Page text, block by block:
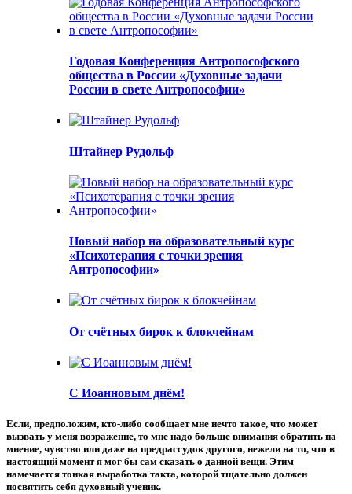
Годовая Конференция Антропософского
общества в России «Духовные задачи
России в свете Антропософии»
Штайнер Рудольф
Новый набор на образовательный курс
«Психотерапия с точки зрения
Антропософии»
От счётных бирок к блокчейнам
С Иоанновым днём!
Если, предположим, кто-либо сообщает мне нечто такое, что может
вызвать у меня возражение, то мне надо больше внимания обратить на
мнение, чувство или даже на предрассудок другого, нежели на то, что в
настоящий момент я мог бы сам сказать о данной вещи. Этим
намечается тонкая выработка такта, которой тщательно должен
посвятить себя духовный ученик.